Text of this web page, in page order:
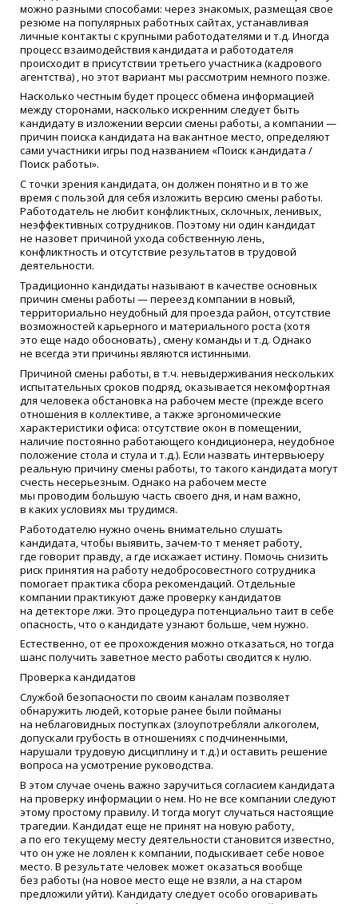
можно разными способами: через знакомых, размещая свое
резюме на популярных работных сайтах, устанавливая
личные контакты с крупными работодателями и т.д. Иногда
процесс взаимодействия кандидата и работодателя
происходит в присутствии третьего участника (кадрового
агентства) , но этот вариант мы рассмотрим немного позже.
Насколько честным будет процесс обмена информацией
между сторонами, насколько искренним следует быть
кандидату в изложении версии смены работы, а компании —
причин поиска кандидата на вакантное место, определяют
сами участники игры под названием «Поиск кандидата /
Поиск работы».
С точки зрения кандидата, он должен понятно и в то же
время с пользой для себя изложить версию смены работы.
Работодатель не любит конфликтных, склочных, ленивых,
неэффективных сотрудников. Поэтому ни один кандидат
не назовет причиной ухода собственную лень,
конфликтность и отсутствие результатов в трудовой
деятельности.
Традиционно кандидаты называют в качестве основных
причин смены работы — переезд компании в новый,
территориально неудобный для проезда район, отсутствие
возможностей карьерного и материального роста (хотя
это еще надо обосновать) , смену команды и т.д. Однако
не всегда эти причины являются истинными.
Причиной смены работы, в т.ч. невыдерживания нескольких
испытательных сроков подряд, оказывается некомфортная
для человека обстановка на рабочем месте (прежде всего
отношения в коллективе, а также эргономические
характеристики офиса: отсутствие окон в помещении,
наличие постоянно работающего кондиционера, неудобное
положение стола и стула и т.д.). Если назвать интервьюеру
реальную причину смены работы, то такого кандидата могут
счесть несерьезным. Однако на рабочем месте
мы проводим большую часть своего дня, и нам важно,
в каких условиях мы трудимся.
Работодателю нужно очень внимательно слушать
кандидата, чтобы выявить, зачем-то т меняет работу,
где говорит правду, а где искажает истину. Помочь снизить
риск принятия на работу недобросовестного сотрудника
помогает практика сбора рекомендаций. Отдельные
компании практикуют даже проверку кандидатов
на детекторе лжи. Это процедура потенциально таит в себе
опасность, что о кандидате узнают больше, чем нужно.
Естественно, от ее прохождения можно отказаться, но тогда
шанс получить заветное место работы сводится к нулю.
Проверка кандидатов
Службой безопасности по своим каналам позволяет
обнаружить людей, которые ранее были пойманы
на неблаговидных поступках(злоупотребляли алкоголем,
допускали грубость в отношениях с подчиненными,
нарушали трудовую дисциплину и т.д.) и оставить решение
вопроса на усмотрение руководства.
В этом случае очень важно заручиться согласием кандидата
на проверку информации о нем. Но не все компании следуют
этому простому правилу. И тогда могут случаться настоящие
трагедии. Кандидат еще не принят на новую работу,
а по его текущему месту деятельности становится известно,
что он уже не лоялен к компании, подыскивает себе новое
место. В результате человек может оказаться вообще
без работы (на новое место еще не взяли, а на старом
предложили уйти). Кандидату следует особо оговаривать